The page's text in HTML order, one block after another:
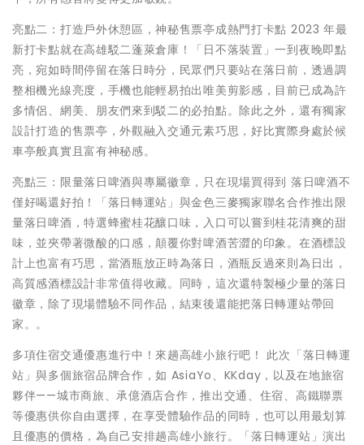
亮點二：打造戶外休憩區，神秘售票亭成熱門打卡點 2023 年最
新打卡點就在高雄駁二蓬萊倉庫！「日不落裝置」一到夜晚即點
亮，宛如時間停留在落日時分，民眾們只要站在落日前，透過調
整相機光線亮度，手機也能輕易拍出唯美剪影感，目前已成為許
多情侶、網美、朋友們來到駁二的必拍點。除此之外，還有獨家
設計打造的售票亭，外觀融入交通元素巧思，好比實際身處於候
車亭般真實且富有神秘感。
亮點三：限量落日啤酒與專屬徽章，只在現場買得到 落日啤酒不
僅好喝還好拍！「落日轉運站」與金色三麥獨家聯名合作推出限
量落日啤酒，特選蜂蜜桂花釀口味，入口可以嘗到桂花清爽的甜
味，並夾帶著微酸的口感，顛覆你對啤酒苦澀的印象。在酒標設
計上也富有巧思，當酒瓶放正時為落日，酒瓶反過來則為日出，
高質感酒標設計非常值得收藏。同時，這次還特製極少量的落日
徽章，除了現場體驗不同作品，結束後還能把落日轉運站帶回
家。。
多項住宿交通優惠進行中！來趟高雄小旅行吧！ 此次「落日轉運
站」與多個旅宿品牌合作，如 AsiaYo、KKday，以及在地旅宿
夥伴——城市商旅、承億酒店合作，推出交通、住宿、高鐵聯票
等優惠供你自由選擇，在享受體驗作品的同時，也可以用最划算
且優惠的價格，為自己安排趟高雄小旅行。「落日轉運站」演出